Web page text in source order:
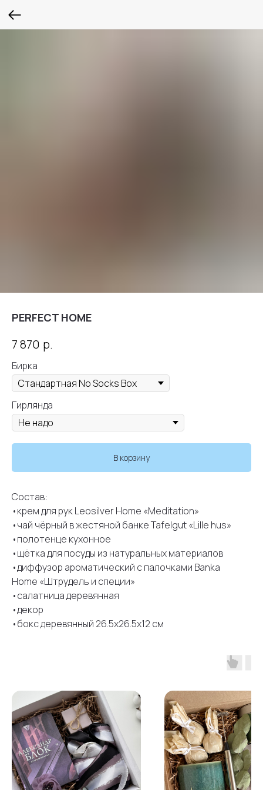
PERFECT HOME
7 870 р.
Бирка
Гирлянда
В корзину
Состав:
•крем для рук Leosilver Home «Meditation»
•чай чёрный в жестяной банке Tafelgut «Lille hus»
•полотенце кухонное
•щётка для посуды из натуральных материалов
•диффузор ароматический с палочками Banka
Home «Штрудель и специи»
•салатница деревянная
•декор
•бокс деревянный 26.5х26.5х12 см